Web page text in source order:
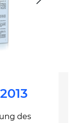
des